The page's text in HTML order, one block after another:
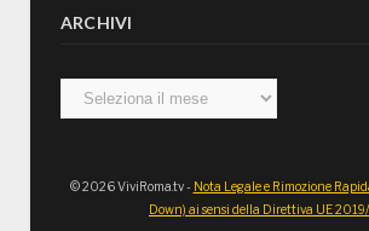
ARCHIVI
Archivi
© 2026 ViviRoma.tv - Nota Legale e Rimozione
Down) ai sensi della Direttiva UE